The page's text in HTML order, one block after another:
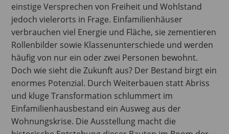
einstige Versprechen von Freiheit und Wohlstand
jedoch vielerorts in Frage. Einfamilienhäuser
verbrauchen viel Energie und Fläche, sie zementieren
Rollenbilder sowie Klassenunterschiede und werden
häufig von nur ein oder zwei Personen bewohnt.
Doch wie sieht die Zukunft aus? Der Bestand birgt ein
enormes Potenzial. Durch Weiterbauen statt Abriss
und kluge Transformation schlummert im
Einfamilienhausbestand ein Ausweg aus der
Wohnungskrise. Die Ausstellung macht die